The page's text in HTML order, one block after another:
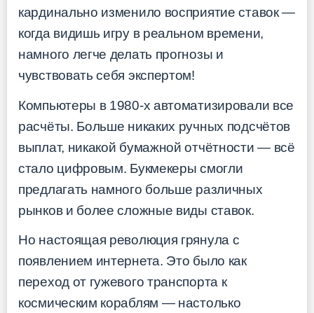
кардинально изменило восприятие ставок —
когда видишь игру в реальном времени,
намного легче делать прогнозы и
чувствовать себя экспертом!
Компьютеры в 1980-х автоматизировали все
расчёты. Больше никаких ручных подсчётов
выплат, никакой бумажной отчётности — всё
стало цифровым. Букмекеры смогли
предлагать намного больше различных
рынков и более сложные виды ставок.
Но настоящая революция грянула с
появлением интернета. Это было как
переход от гужевого транспорта к
космическим кораблям — настолько